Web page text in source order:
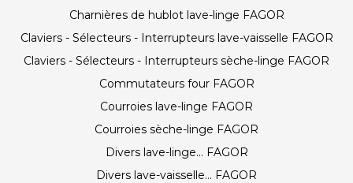
Charnières de hublot lave-linge FAGOR
Claviers - Sélecteurs - Interrupteurs lave-vaisselle FAGOR
Claviers - Sélecteurs - Interrupteurs sèche-linge FAGOR
Commutateurs four FAGOR
Courroies lave-linge FAGOR
Courroies sèche-linge FAGOR
Divers lave-linge... FAGOR
Divers lave-vaisselle... FAGOR